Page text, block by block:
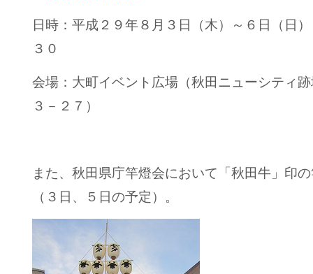
日時：平成２９年８月３日（木）～６日（日
３０
会場：大町イベント広場（秋田ニューシティ
３－２７）
また、秋田県庁竿燈会において「秋田牛」印
（３日、５日の予定）。